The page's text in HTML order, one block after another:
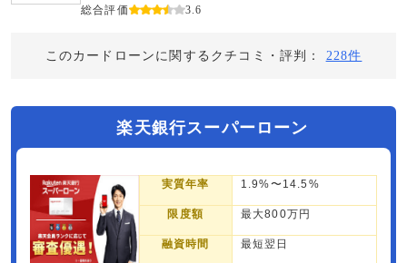
総合評価 3.6
このカードローンに関するクチコミ・評判： 228件
楽天銀行スーパーローン
実質年率 1.9%〜14.5%
限度額 最大800万円
融資時間 最短翌日